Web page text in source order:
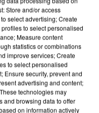
Store and/or access
select advertising; Create
to select personalised
Measure content
statistics or combinations
improve services; Create
to select personalised
Ensure security, prevent and
advertising and content;
technologies may
and browsing data to offer
on information actively